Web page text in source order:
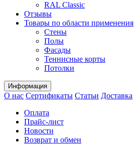
RAL Classic
Отзывы
Товары по области применения
Стены
Полы
Фасады
Теннисные корты
Потолки
Информация
О нас Сертификаты Статьи Доставка
Оплата
Прайс-лист
Новости
Возврат и обмен